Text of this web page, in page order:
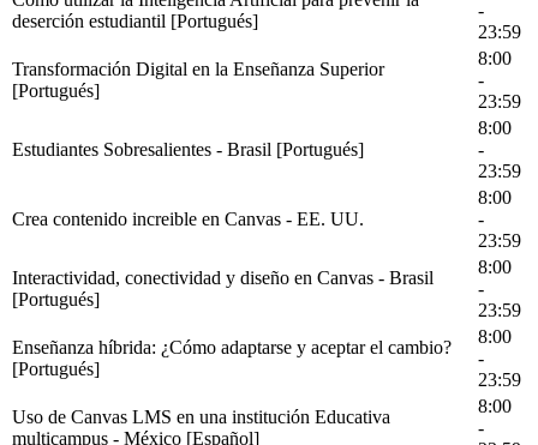
deserción estudiantil [Portugués]
-
23:59
Transformación Digital en la Enseñanza Superior
[Portugués]
8:00
-
23:59
Estudiantes Sobresalientes - Brasil [Portugués]
8:00
-
23:59
Crea contenido increible en Canvas - EE. UU.
8:00
-
23:59
Interactividad, conectividad y diseño en Canvas - Brasil
[Portugués]
8:00
-
23:59
Enseñanza híbrida: ¿Cómo adaptarse y aceptar el cambio?
[Portugués]
8:00
-
23:59
Uso de Canvas LMS en una institución Educativa
multicampus - México [Español]
8:00
-